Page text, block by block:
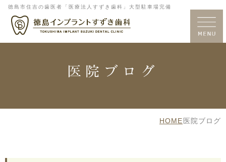
徳島市住吉の歯医者「医療法人すずき歯科」大型駐車場完備
医院ブログ
HOME 医院ブログ